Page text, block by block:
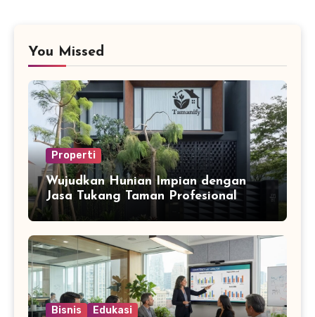
You Missed
Properti
Wujudkan Hunian Impian dengan
Jasa Tukang Taman Profesional
Bisnis Edukasi